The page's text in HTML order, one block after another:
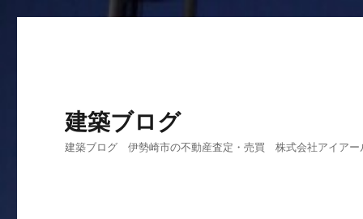
建築ブログ
建築ブログ 伊勢崎市の不動産査定・売買 株式会社アイアー